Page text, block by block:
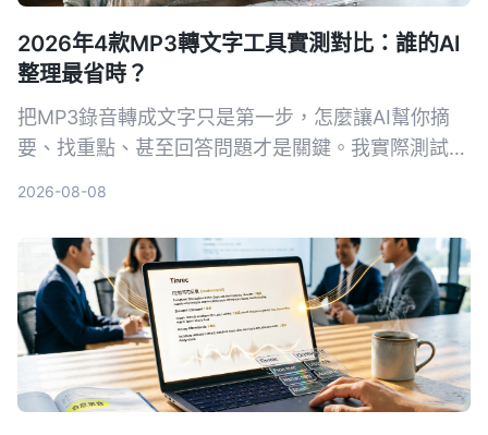
2026年4款MP3轉文字工具實測對比：誰的AI
整理最省時？
把MP3錄音轉成文字只是第一步，怎麼讓AI幫你摘
要、找重點、甚至回答問題才是關鍵。我實際測試了
2026-08-08